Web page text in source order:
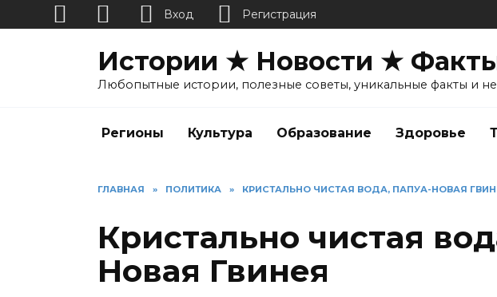
Истории ★ Новости ★
Любопытные истории, полезные советы, уникальные факты и
Регионы Культура Образование Здоровье
ГЛАВНАЯ » ПОЛИТИКА » КРИСТАЛЬНО ЧИСТАЯ ВОДА, ПАПУА-НОВАЯ
Кристально чистая
Новая Гвинея
Вход Регистрация